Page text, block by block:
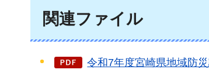
関連ファイル
令和7年度宮崎県地域防